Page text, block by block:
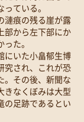
ている。
漣痕の残る崖が露
部から左下部にか
た。
にいた小畠郁生博
究され、これが恐
。その後、新聞な
きなくぼみは大型
の足跡であるとい